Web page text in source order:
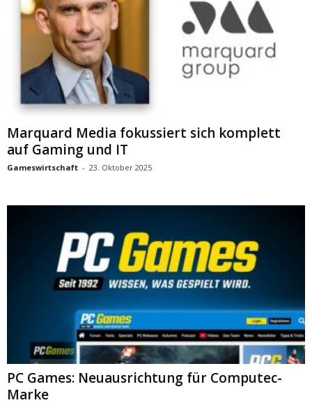
Marquard Media fokussiert sich komplett
auf Gaming und IT
Gameswirtschaft - 23. Oktober 2025
PC Games: Neuausrichtung für Computec-
Marke